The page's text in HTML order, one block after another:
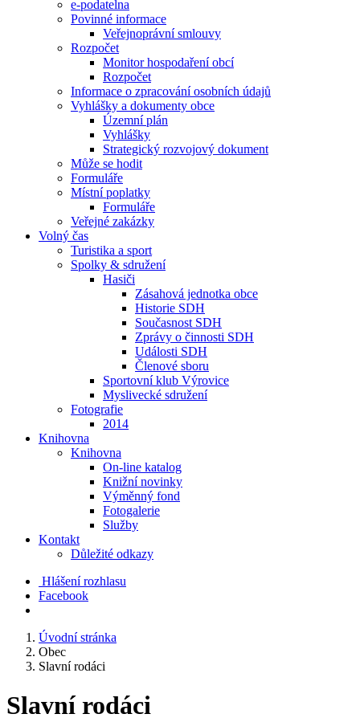
e-podatelna
Povinné informace
Veřejnoprávní smlouvy
Rozpočet
Monitor hospodaření obcí
Rozpočet
Informace o zpracování osobních údajů
Vyhlášky a dokumenty obce
Územní plán
Vyhlášky
Strategický rozvojový dokument
Může se hodit
Formuláře
Místní poplatky
Formuláře
Veřejné zakázky
Volný čas
Turistika a sport
Spolky & sdružení
Hasiči
Zásahová jednotka obce
Historie SDH
Současnost SDH
Zprávy o činnosti SDH
Události SDH
Členové sboru
Sportovní klub Výrovice
Myslivecké sdružení
Fotografie
2014
Knihovna
Knihovna
On-line katalog
Knižní novinky
Výměnný fond
Fotogalerie
Služby
Kontakt
Důležité odkazy
Hlášení rozhlasu
Facebook
Úvodní stránka
Obec
Slavní rodáci
Slavní rodáci